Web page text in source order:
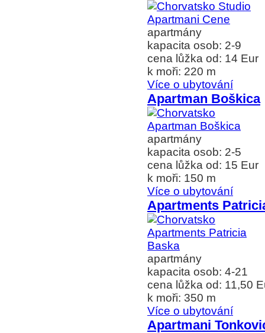
apartmány
kapacita osob: 2-9
cena lůžka od: 14 Eur
k moři: 220 m
Více o ubytování
Apartman Boškica
apartmány
kapacita osob: 2-5
cena lůžka od: 15 Eur
k moři: 150 m
Více o ubytování
Apartments
apartmány
kapacita osob: 4-21
cena lůžka od: 11,50
k moři: 350 m
Více o ubytování
Apartmani